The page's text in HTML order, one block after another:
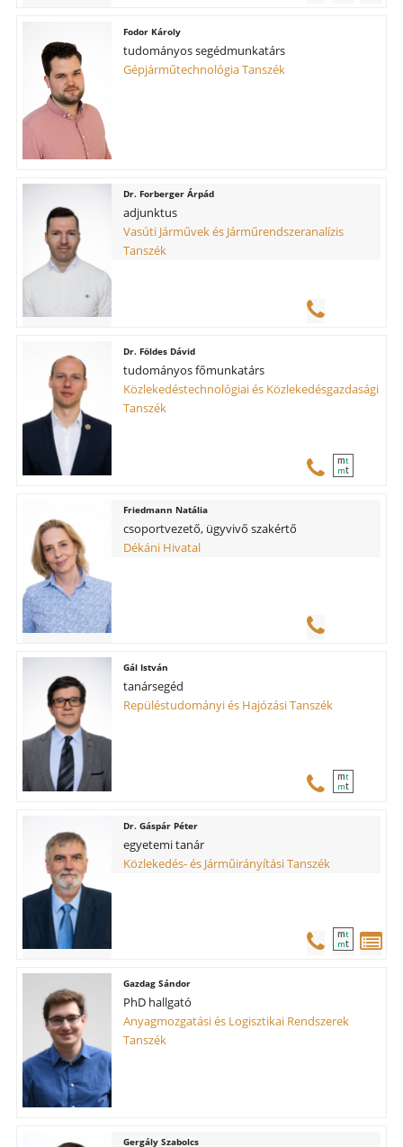
Fodor Károly
tudományos segédmunkatárs
Gépjárműtechnológia Tanszék
Forberger Árpád
adjunktus
Vasúti Járművek és Járműrendszeranalízis
Tanszék
Földes Dávid
tudományos főmunkatárs
Közlekedéstechnológiai és Közlekedésgazdasági
Tanszék
mt
mt
Friedmann Natália
csoportvezető, ügyvivő szakértő
Dékáni Hivatal
Gál István
tanársegéd
Repüléstudományi és Hajózási Tanszék
mt
mt
Gáspár Péter
egyetemi tanár
Közlekedés- és Járműirányítási Tanszék
mt
mt
Gazdag Sándor
PhD hallgató
Anyagmozgatási és Logisztikai Rendszerek
Tanszék
Gergály Szabolcs